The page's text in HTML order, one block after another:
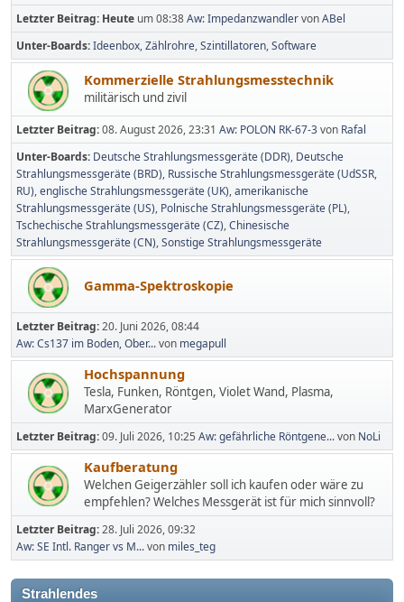
Letzter Beitrag: Heute um 08:38Aw: ImpedanzwandlervonABel
Unter-Boards Ideenbox Zählrohre Szintillatoren Software
Kommerzielle Strahlungsmesstechnik
militärisch und zivil
Letzter Beitrag:08. August 2026, 23:31 Aw: POLON RK-67-3von Rafal
Unter-Boards Deutsche Strahlungsmessgeräte (DDR) Deutsche
Strahlungsmessgeräte (BRD) Russische Strahlungsmessgeräte (UdSSR,
RU) englische Strahlungsmessgeräte (UK) amerikanische
Strahlungsmessgeräte (US) Polnische Strahlungsmessgeräte (PL)
Tschechische Strahlungsmessgeräte (CZ) Chinesische
Strahlungsmessgeräte (CN) Sonstige Strahlungsmessgeräte
Gamma-Spektroskopie
Letzter Beitrag:20. Juni 2026, 08:44
Aw: Cs137 im Boden, Ober...von megapull
Hochspannung
Tesla, Funken, Röntgen, Violet Wand, Plasma,
MarxGenerator
Letzter Beitrag:09. Juli 2026, 10:25 Aw: gefährliche Röntgene...von NoLi
Kaufberatung
Welchen Geigerzähler soll ich kaufen oder wäre zu
empfehlen? Welches Messgerät ist für mich sinnvoll?
Letzter Beitrag:28. Juli 2026, 09:32
Aw: SE Intl. Ranger vs M...von miles_teg
Strahlendes